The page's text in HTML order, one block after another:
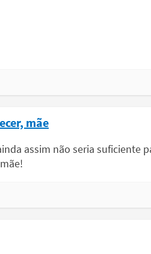
mãe
assim não seria suficiente